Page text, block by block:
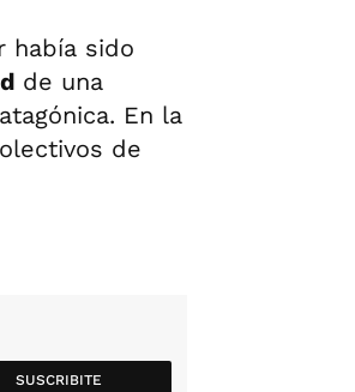
había sido
de una
En la
de
SUSCRIBITE